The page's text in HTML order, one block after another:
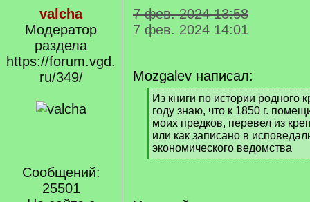
valcha
Модератор
раздела
https://forum.vgd.
ru/349/
Сообщений:
25501
7 фев. 2024 13:58
7 фев. 2024 14:01
Mozgalev написал:
[
q
]
Из книги по истории родного
году знаю, что к 1850 г.
моих предков, перевел из
или как записано в
экономического ведомства
[